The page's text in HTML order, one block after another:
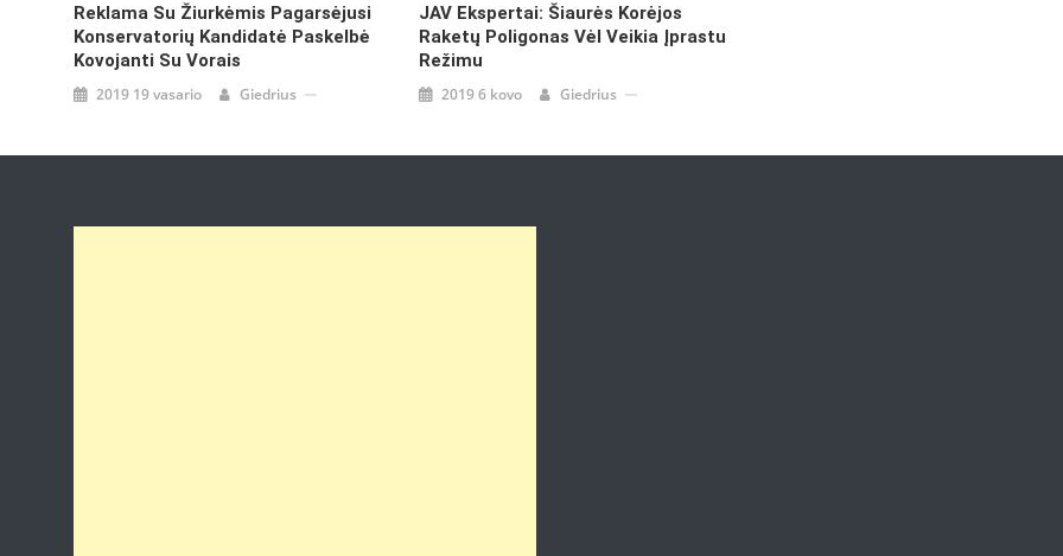
Reklama Su Žiurkėmis Pagarsėjusi
Konservatorių Kandidatė Paskelbė
Kovojanti Su Vorais
2019 19 vasario Giedrius
JAV Ekspertai: Šiaurės Korėjos
Raketų Poligonas Vėl Veikia Įprastu
Režimu
2019 6 kovo Giedrius